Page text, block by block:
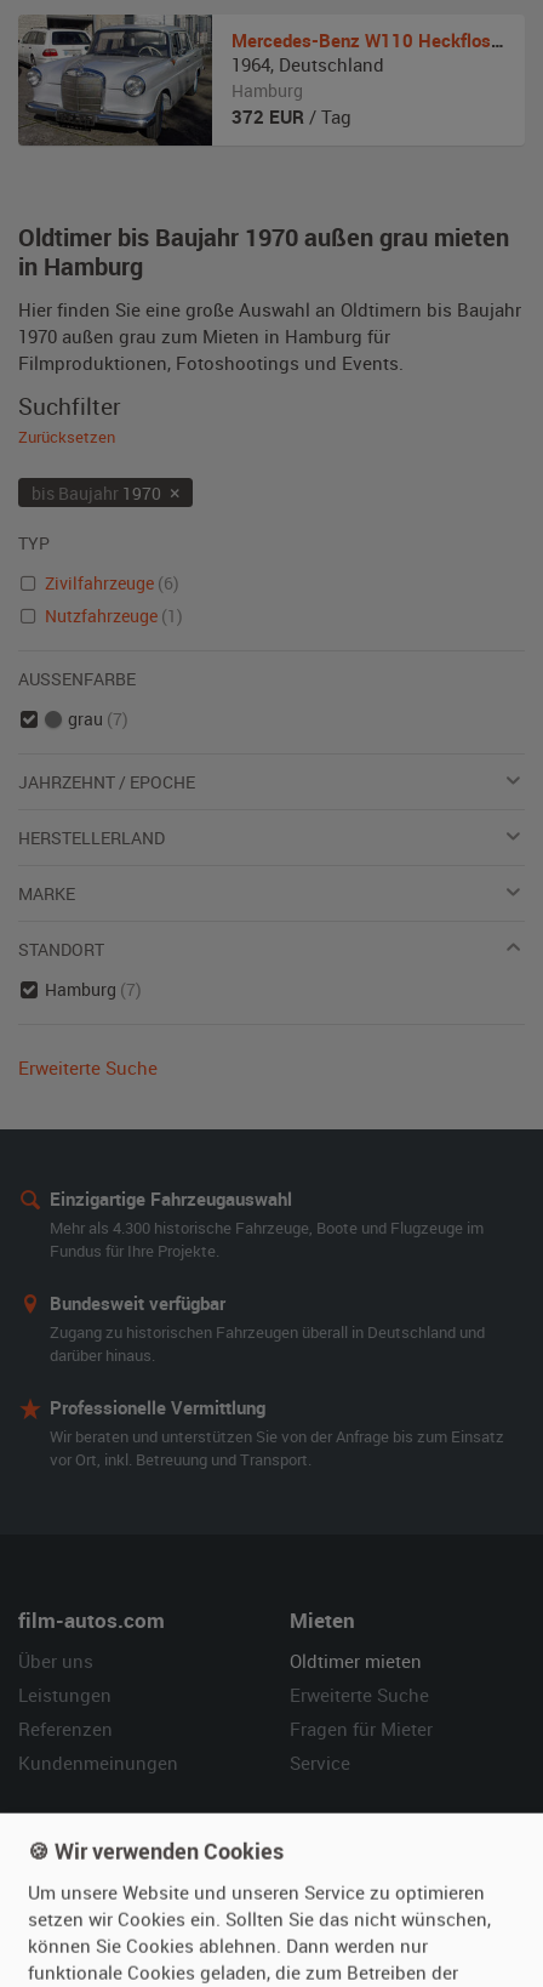
Oldtimer bis Baujahr 1970 außen grau mieten
in Hamburg
Hier finden Sie eine große Auswahl an Oldtimern bis Baujahr
1970 außen grau zum Mieten in Hamburg für
Filmproduktionen, Fotoshootings und Events.
Mercedes-Benz W110 Heckflosse
1964, Deutschland
Hamburg
372 EUR / Tag
Suchfilter
Zurücksetzen
bis Baujahr1970 ×
TYP
Zivilfahrzeuge (6)
Nutzfahrzeuge (1)
AUSSENFARBE
grau (7)
JAHRZEHNT / EPOCHE
HERSTELLERLAND
MARKE
STANDORT
Hamburg (7)
Erweiterte Suche
Einzigartige Fahrzeugauswahl
Mehr als 4.300 historische Fahrzeuge, Boote und Flugzeuge im
Fundus für Ihre Projekte.
Bundesweit verfügbar
Zugang zu historischen Fahrzeugen überall in Deutschland und
darüber hinaus.
Professionelle Vermittlung
Wir beraten und unterstützen Sie von der Anfrage bis zum Einsatz
vor Ort, inkl. Betreuung und Transport.
film-autos.com
Über uns
Leistungen
Referenzen
Kundenmeinungen
Mieten
Oldtimer mieten
Erweiterte Suche
Fragen für Mieter
Service
Oldtimer anmelden
Fotos senden
Fragen für Vermieter
Inserat verwalten
So funktioniert's
Kontakt
🍪 Wir verwenden Cookies
Um unsere Website und unseren Service zu optimieren
setzen wir Cookies ein. Sollten Sie das nicht wünschen,
können Sie Cookies ablehnen. Dann werden nur
funktionale Cookies geladen, die zum Betreiben der